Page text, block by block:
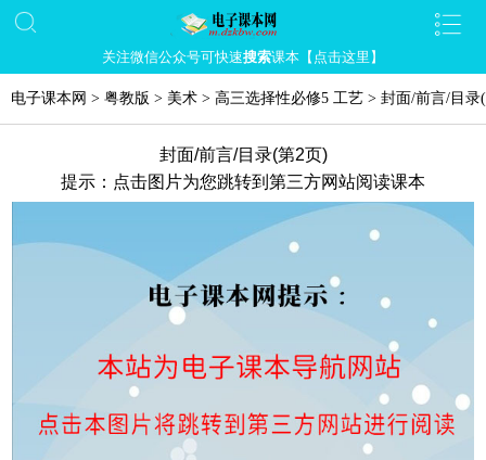
关注微信公众号可快速搜索课本【点击这里】
电子课本网 > 粤教版 > 美术 > 高三选择性必修5 工艺 > 封面/前言/目录
封面/前言/目录(第2页)
提示：点击图片为您跳转到第三方网站阅读课本